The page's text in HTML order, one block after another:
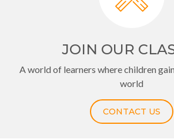
JOIN OUR
A world of learners where children
world
CONTACT US